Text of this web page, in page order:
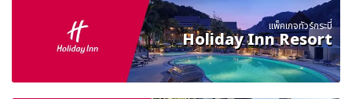
แพ็คเกจทัวร์กระบี่
Holiday Inn Resort